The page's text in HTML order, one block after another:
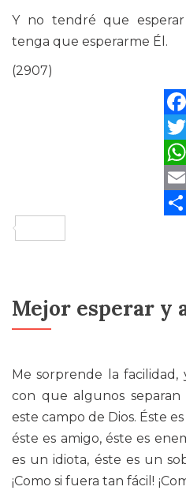
Y no tendré que
tenga que esperarme Él.
(2907)
Mejor esperar y
Me sorprende la
con que algunos
este campo de Dios. Éste
éste es amigo, éste es
es un idiota, éste es un
¡Como si fuera tan fácil!